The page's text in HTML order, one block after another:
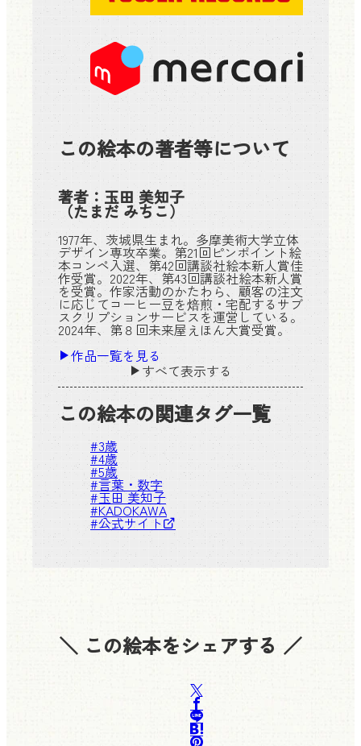
この絵本の著者等について
著者： 玉田 美知子
（たまだ みちこ）
1977年、茨城県生まれ。多摩美術大学立体
デザイン専攻卒業。第21回ピンポイント絵
本コンペ入選、第42回講談社絵本新人賞佳
作受賞。2022年、第43回講談社絵本新人賞
を受賞。作家活動のかたわら、顧客の注文
に応じてコーヒー豆を焙煎・宅配するサブ
スクリプションサービスを運営している。
2024年、第８回未来屋えほん大賞受賞。
作品一覧を見る
すべて表示する
この絵本の関連タグ一覧
#3歳
#4歳
#5歳
#言葉・数字
#玉田 美知子
#KADOKAWA
#公式サイト
＼ この絵本をシェアする ／